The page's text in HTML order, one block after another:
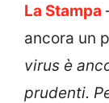
La Stampa
ancora un
virus è
prudenti.